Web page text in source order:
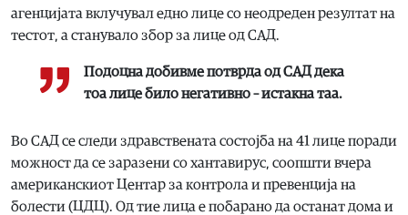
агенцијата вклучувал едно лице со неодреден резултат на
тестот, а станувало збор за лице од САД.
Подоцна добивме потврда од САД дека
тоа лице било негативно – истакна таа.
Во САД се следи здравствената состојба на 41 лице поради
можност да се заразени со хантавирус, соопшти вчера
американскиот Центар за контрола и превенција на
болести (ЦДЦ). Од тие лица е побарано да останат дома и